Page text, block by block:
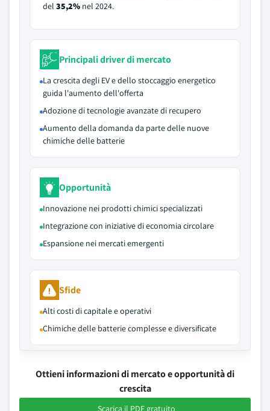
del 35,2% nel 2024.
Principali driver di mercato
La crescita degli EV e dello stoccaggio energetico
guida l'aumento dell'offerta
Adozione di tecnologie avanzate di recupero
Aumento della domanda da parte delle nuove
chimiche delle batterie
Opportunità
Innovazione nei prodotti chimici specializzati
Integrazione con iniziative di economia circolare
Espansione nei mercati emergenti
Sfide
Alti costi di capitale e operativi
Chimiche delle batterie complesse e diversificate
Ottieni informazioni di mercato e opportunità di
crescita
Scarica il PDF gratuito